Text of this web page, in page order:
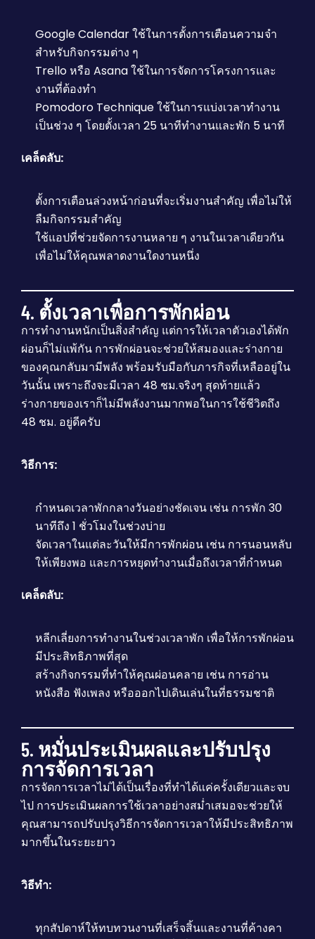
Google Calendar ใช้ในการตั้งการเตือนความจำ
สำหรับกิจกรรมต่าง ๆ
Trello หรือ Asana ใช้ในการจัดการโครงการและ
งานที่ต้องทำ
Pomodoro Technique ใช้ในการแบ่งเวลาทำงาน
เป็นช่วง ๆ โดยตั้งเวลา 25 นาทีทำงานและพัก 5 นาที
เคล็ดลับ:
ตั้งการเตือนล่วงหน้าก่อนที่จะเริ่มงานสำคัญ เพื่อไม่ให้
ลืมกิจกรรมสำคัญ
ใช้แอปที่ช่วยจัดการงานหลาย ๆ งานในเวลาเดียวกัน
เพื่อไม่ให้คุณพลาดงานใดงานหนึ่ง
4. ตั้งเวลาเพื่อการพักผ่อน
การทำงานหนักเป็นสิ่งสำคัญ แต่การให้เวลาตัวเองได้พัก
ผ่อนก็ไม่แพ้กัน การพักผ่อนจะช่วยให้สมองและร่างกาย
ของคุณกลับมามีพลัง พร้อมรับมือกับภารกิจที่เหลืออยู่ใน
วันนั้น เพราะถึงจะมีเวลา 48 ชม.จริงๆ สุดท้ายแล้ว
ร่างกายของเราก็ไม่มีพลังงานมากพอในการใช้ชีวิตถึง
48 ชม. อยู่ดีครับ
วิธีการ:
กำหนดเวลาพักกลางวันอย่างชัดเจน เช่น การพัก 30
นาทีถึง 1 ชั่วโมงในช่วงบ่าย
จัดเวลาในแต่ละวันให้มีการพักผ่อน เช่น การนอนหลับ
ให้เพียงพอ และการหยุดทำงานเมื่อถึงเวลาที่กำหนด
เคล็ดลับ:
หลีกเลี่ยงการทำงานในช่วงเวลาพัก เพื่อให้การพักผ่อน
มีประสิทธิภาพที่สุด
สร้างกิจกรรมที่ทำให้คุณผ่อนคลาย เช่น การอ่าน
หนังสือ ฟังเพลง หรือออกไปเดินเล่นในที่ธรรมชาติ
5. หมั่นประเมินผลและปรับปรุง
การจัดการเวลา
การจัดการเวลาไม่ได้เป็นเรื่องที่ทำได้แค่ครั้งเดียวและจบ
ไป การประเมินผลการใช้เวลาอย่างสม่ำเสมอจะช่วยให้
คุณสามารถปรับปรุงวิธีการจัดการเวลาให้มีประสิทธิภาพ
มากขึ้นในระยะยาว
วิธีทำ:
ทุกสัปดาห์ให้ทบทวนงานที่เสร็จสิ้นและงานที่ค้างคา